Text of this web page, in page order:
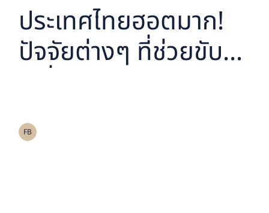
ประเทศไทยฮอตมาก!
ปัจจัยต่างๆ ที่ช่วยขับ
Storage เติบโตไปสู่จุด
สูงสุดในเอเชียตะวัน
FB